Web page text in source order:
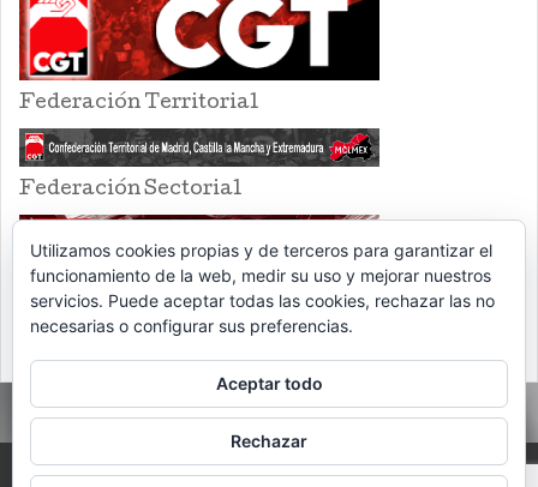
Federación Territorial
Federación Sectorial
PROUDLY POWERED BY WORDPRESS THEME: EVENTBRITE SINGLE EVENT
Utilizamos cookies propias y de terceros para garantizar el
funcionamiento de la web, medir su uso y mejorar nuestros
servicios. Puede aceptar todas las cookies, rechazar las no
necesarias o configurar sus preferencias.
Aceptar todo
Rechazar